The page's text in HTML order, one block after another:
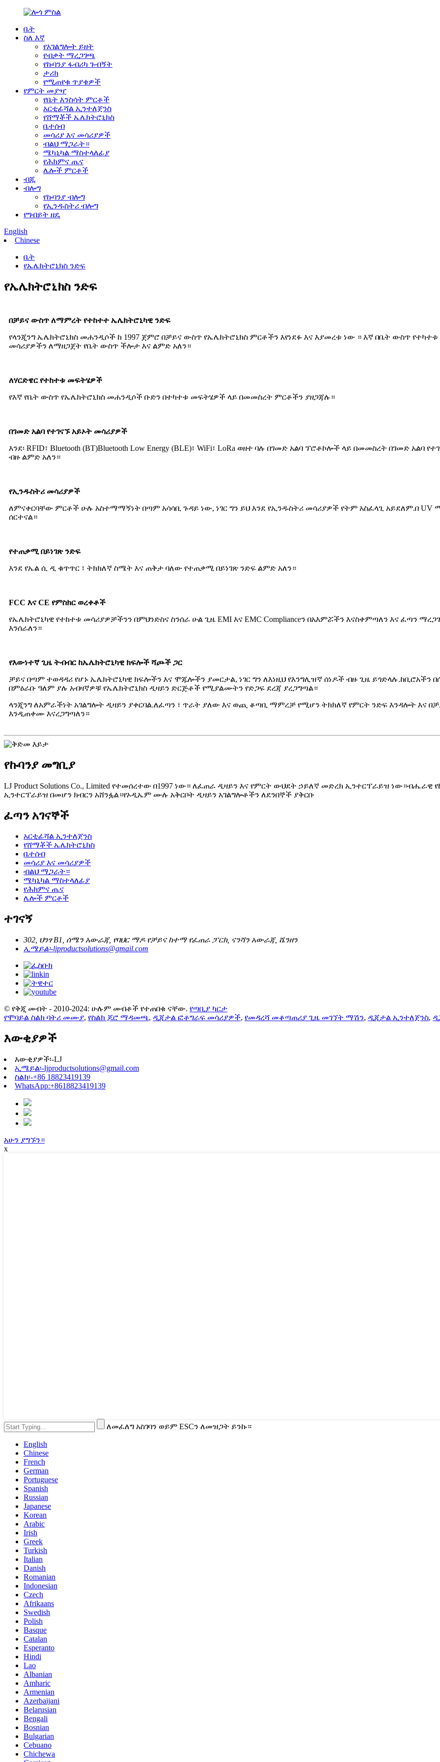
ቤት
ስለ እኛ
የአገልግሎት ይዘት
የብቃት ማረጋገጫ
የኩባንያ ፋብሪካ ጉብኝት
ታሪክ
የሚጠየቁ ጥያቄዎች
የምርት መያዣ
የቤት እንስሳት ምርቶች
አርቲፊሻል ኢንተለጀንስ
የሸማቾች ኤሌክትሮኒክስ
ቤተሰብ
መሳሪያ እና መሳሪያዎች
ብልህ ማጋራት።
ሜካኒካል ማስተላለፊያ
የሕክምና ጤና
ሌሎች ምርቶች
ብጁ
ብሎግ
የኩባንያ ብሎግ
የኢንዱስትሪ ብሎግ
የግብይት ዘዴ
English
Chinese
ቤት
የኤሌክትሮኒክስ ንድፍ
የኤሌክትሮኒክስ ንድፍ
በቻይና ውስጥ ለማምረት የተከተተ ኤሌክትሮኒካዊ ንድፍ
የላንጂንግ ኤሌክትሮኒክስ መሐንዲሶች ከ 1997 ጀምሮ በቻይና ውስጥ የኤሌክትሮኒክስ ምርቶችን እየነደፉ እና እያመረቱ ነው ። እኛ በቤት ውስጥ
መሳሪያዎችን ለማዘጋጀት የቤት ውስጥ ችሎታ እና ልምድ አለን።
ለሃርድዌር የተከተቱ መፍትሄዎች
የእኛ የቤት ውስጥ የኤሌክትሮኒክስ መሐንዲሶች ቡድን በተካተቱ መፍትሄዎች ላይ በመመስረት ምርቶችን ያዘጋጃሉ።
በገመድ አልባ የተገናኙ አይኦት መሳሪያዎች
እንደ፡ RFID፣ Bluetooth (BT)Bluetooth Low Energy (BLE)፣ WiFi፣ LoRa ወዘተ ባሉ በገመድ አልባ ፕሮቶኮሎች ላይ በመመስረት በገመድ
ብዙ ልምድ አለን።
የኢንዱስትሪ መሳሪያዎች
ለምናቀርባቸው ምርቶች ሁሉ አስተማማኝነት በጣም አሳሳቢ ጉዳይ ነው, ነገር ግን ይህ እንደ የኢንዱስትሪ መሳሪያዎች የትም አስፈላጊ አይደለም.በ UV
ሰርተናል።
የተጠቃሚ በይነገጽ ንድፍ
እንደ የኤል ሲ ዲ ቁጥጥር ፣ ትክክለኛ ስሜት እና ጠቅታ ባለው የተጠቃሚ በይነገጽ ንድፍ ልምድ አለን።
FCC እና CE የምስክር ወረቀቶች
የኤሌክትሮኒካዊ የተከተቱ መሳሪያዎቻችንን በምህንድስና ስንሰራ ሁል ጊዜ EMI እና EMC Complianceን በአእምሯችን እናስቀምጣለን እና ፈጣን
እንሰራለን።
የእውነተኛ ጊዜ ትብብር ከኤሌክትሮኒካዊ ክፍሎች ሻጮች ጋር
ቻይና በጣም ተወዳዳሪ የሆኑ ኤሌክትሮኒካዊ ክፍሎችን እና ሞጁሎችን ያመርታል, ነገር ግን ለእነዚህ የእንግሊዝኛ ሰነዶች ብዙ ጊዜ
በምዕራቡ ዓለም ያሉ አብዛኛዎቹ የኤሌክትሮኒክስ ዲዛይን ድርጅቶች የሚያልሙትን የድጋፍ ደረጃ ያረጋግጣል።
ላንጂንግ ለአምራችነት አገልግሎት ዲዛይን ያቀርባል.ለፈጣን ፣ ጥራት ያለው እና ወጪ ቆጣቢ ማምረቻ የሚሆን ትክክለኛ የምርት ንድፍ እንዳሎት እና
እንዲጠቀሙ እናረጋግጣለን።
የኩባንያ መግቢያ
LJ Product Solutions Co., Limited የተመሰረተው በ1997 ነው። ለፈጠራ ዲዛይን እና የምርት ውህደት ኃይለኛ መድረክ ኢንተርፕራይዝ
ኢንተርፕራይዝ በመሆን ክብርን አሸንፏል።የኦዲኤም ሙሉ አቅርቦት ዲዛይን አገልግሎቶችን ለደንበኞች ያቅርቡ
ፈጣን አገናኞች
አርቲፊሻል ኢንተለጀንስ
የሸማቾች ኤሌክትሮኒክስ
ቤተሰብ
መሳሪያ እና መሳሪያዎች
ብልህ ማጋራት።
ሜካኒካል ማስተላለፊያ
የሕክምና ጤና
ሌሎች ምርቶች
ተገናኝ
302, ህንፃ B1, ሰሜን አውራጃ, የባህር ማዶ የቻይና ከተማ የፈጠራ ፓርክ, ናንሻን አውራጃ, ሼንዘን
ኢሜይል፡-ljproductsolutions@gmail.com
© የቅጂ መብት - 2010-2024: ሁሉም መብቶች የተጠበቁ ናቸው. የጣቢያ ካርታ
የሞባይል ስልክ ባትሪ መሙያ, የስልክ ጆሮ ማዳመጫ, ዲጂታል ፎቶግራፍ መሳሪያዎች, የመዳረሻ መቆጣጠሪያ ጊዜ መገኘት ማሽን, ዲጂታል ኢንተለጀንስ,
እውቂያዎች
እውቂያዎች፡-LJ
ኢሜይል፡-ljproductsolutions@gmail.com
ስልክ፡-+86 18823419139
WhatsApp:+8618823419139
አሁን ያግኙን።
x
ለመፈለግ አስገባን ወይም ESCን ለመዝጋት ይንኩ።
English
Chinese
French
German
Portuguese
Spanish
Russian
Japanese
Korean
Arabic
Irish
Greek
Turkish
Italian
Danish
Romanian
Indonesian
Czech
Afrikaans
Swedish
Polish
Basque
Catalan
Esperanto
Hindi
Lao
Albanian
Amharic
Armenian
Azerbaijani
Belarusian
Bengali
Bosnian
Bulgarian
Cebuano
Chichewa